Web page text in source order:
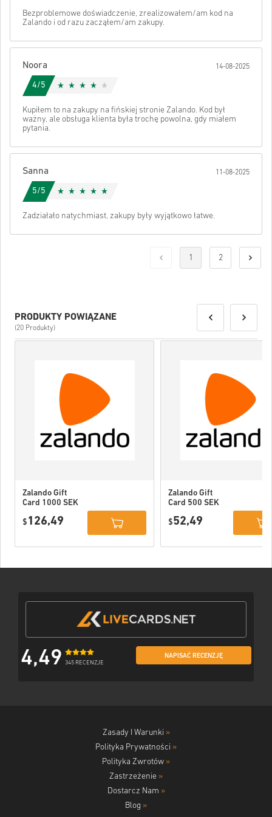
Bezproblemowe doświadczenie, zrealizowałem/am kod na
Zalando i od razu zacząłem/am zakupy.
Noora 14-08-2025
4/5
Kupiłem to na zakupy na fińskiej stronie Zalando. Kod był
ważny, ale obsługa klienta była trochę powolna, gdy miałem
pytania.
Sanna 11-08-2025
5/5
Zadziałało natychmiast, zakupy były wyjątkowo łatwe.
1 2
PRODUKTY POWIĄZANE
(20 Produkty)
Zalando Gift
Card 1000 SEK
$ 126,49
Zalando Gift
Card 500 SEK
$52,49
4,49 345 RECENZJE
NAPISAĆ RECENZJĘ
Zasady I Warunki »
Polityka Prywatności »
Polityka Zwrotów »
Zastrzeżenie »
Dostarcz Nam »
Blog »